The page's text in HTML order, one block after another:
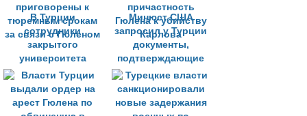
В Турции
сотрудники
закрытого
университета
приговорены к
тюремным срокам
за связи с Гюленом
Минюст США
запросил у Турции
документы,
подтверждающие
причастность
Гюлена к убийству
Карлова